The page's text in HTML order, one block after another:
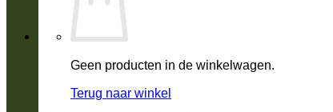
Geen producten in de winkelwagen.
Terug naar winkel